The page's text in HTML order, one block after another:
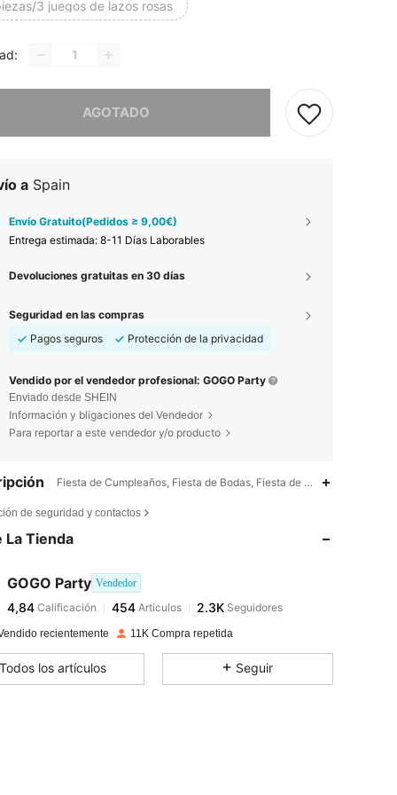
3 juegos de lazos rosas
AGOTADO
a Spain
Envío Gratuito(Pedidos ≥ 9,00€)
Entrega estimada: 8-11 Días Laborables
Devoluciones gratuitas en 30 días
Seguridad en las compras
Pagos seguros
Protección de la privacidad
Vendido por el vendedor profesional: GOGO Party
Enviado desde SHEIN
Información y bligaciones del Vendedor
Para reportar a este vendedor y/o producto
Fiesta de Cumpleaños, Fiesta de Bodas, Fiesta de Bienvenida al
de seguridad y contactos
La Tienda
GOGO Party Vendedor
4,84 454 2.3K
4,84
Calificación 454Artículos
d***kpagadoHace 1 día
recientemente 11K Compra repetida
Todos los artículos Seguir